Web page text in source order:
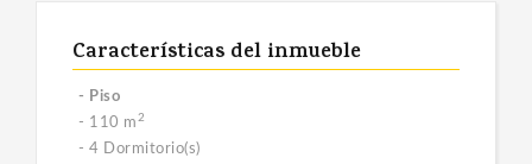
Características del inmueble
- Piso
- 110 m 2
- 4 Dormitorio(s)